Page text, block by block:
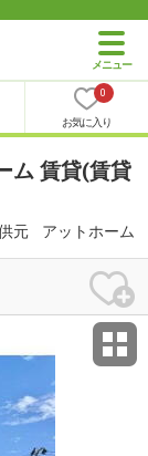
0
お気に入り
ム 賃貸(賃貸
元 アットホーム